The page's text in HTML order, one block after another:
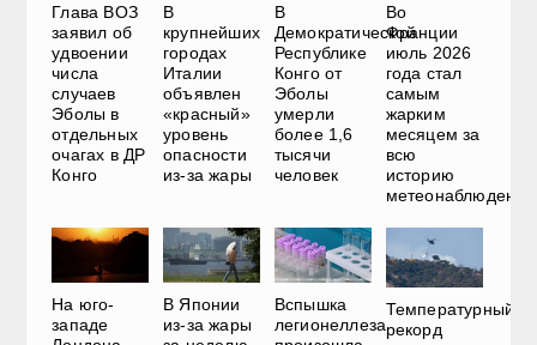
Глава ВОЗ
заявил об
удвоении
числа
случаев
Эболы в
отдельных
очагах в ДР
Конго
В
крупнейших
городах
Италии
объявлен
«красный»
уровень
опасности
из-за жары
В
Демократической
Республике
Конго от
Эболы
умерли
более 1,6
тысячи
человек
Во
Франции
июль 2026
года стал
самым
жарким
месяцем за
всю
историю
метеонаблюдений
На юго-
западе
В Японии
из-за жары
Вспышка
легионеллеза
Температурный
рекорд